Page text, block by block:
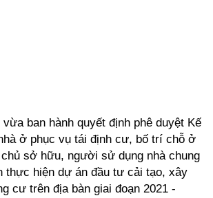
ban hành quyết định phê duyệt Kế
ở phục vụ tái định cư, bố trí chỗ ở
sở hữu, người sử dụng nhà chung
thực hiện dự án đầu tư cải tạo, xây
cư trên địa bàn giai đoạn 2021 -